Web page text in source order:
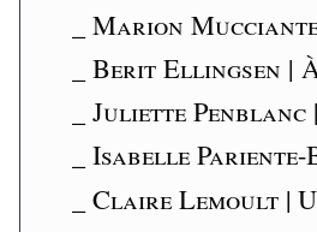
_ Marion
_ Berit Ellingsen |
_ Juliette
_ Isabelle
_ Claire Lemoult |